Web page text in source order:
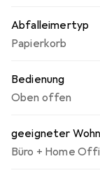
Abfalleimertyp
Papierkorb
Bedienung
Oben offen
geeigneter
Büro + Home